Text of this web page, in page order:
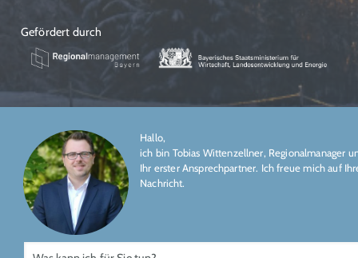
Hallo,
ich bin Tobias Wittenzellner, Regionalmanager
Ihr erster Ansprechpartner. Ich freue mich auf
Nachricht.
Gefördert durch